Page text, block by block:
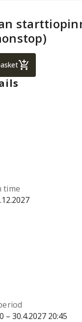
:
time
– 30.4.2027 20:45